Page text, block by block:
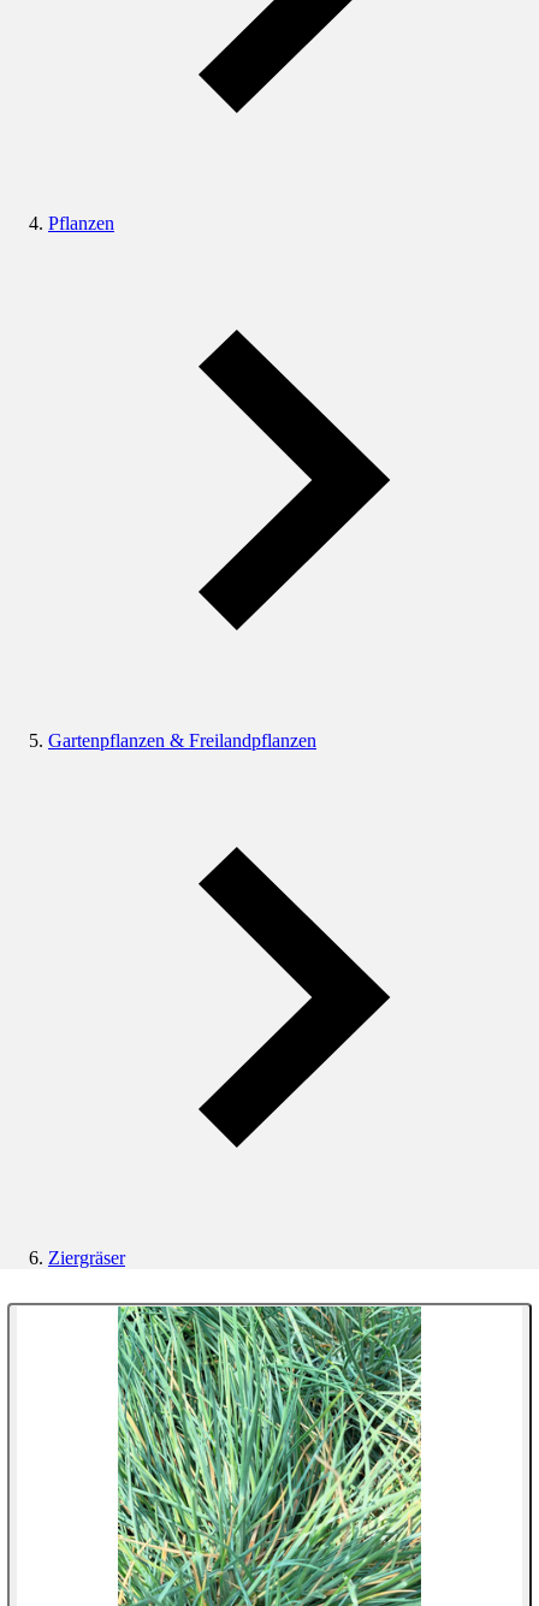
Pflanzen
Gartenpflanzen & Freilandpflanzen
Ziergräser